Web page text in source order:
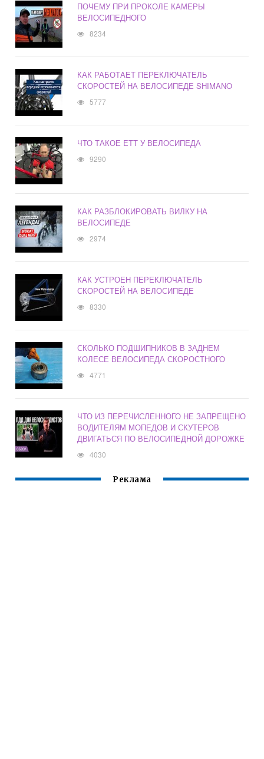
ПОЧЕМУ ПРИ ПРОКОЛЕ КАМЕРЫ
ВЕЛОСИПЕДНОГО
8234
КАК РАБОТАЕТ ПЕРЕКЛЮЧАТЕЛЬ
СКОРОСТЕЙ НА ВЕЛОСИПЕДЕ SHIMANO
5777
ЧТО ТАКОЕ ETT У ВЕЛОСИПЕДА
9290
КАК РАЗБЛОКИРОВАТЬ ВИЛКУ НА
ВЕЛОСИПЕДЕ
2974
КАК УСТРОЕН ПЕРЕКЛЮЧАТЕЛЬ
СКОРОСТЕЙ НА ВЕЛОСИПЕДЕ
8330
СКОЛЬКО ПОДШИПНИКОВ В ЗАДНЕМ
КОЛЕСЕ ВЕЛОСИПЕДА СКОРОСТНОГО
4771
ЧТО ИЗ ПЕРЕЧИСЛЕННОГО НЕ ЗАПРЕЩЕНО
ВОДИТЕЛЯМ МОПЕДОВ И СКУТЕРОВ
ДВИГАТЬСЯ ПО ВЕЛОСИПЕДНОЙ ДОРОЖКЕ
4030
Реклама